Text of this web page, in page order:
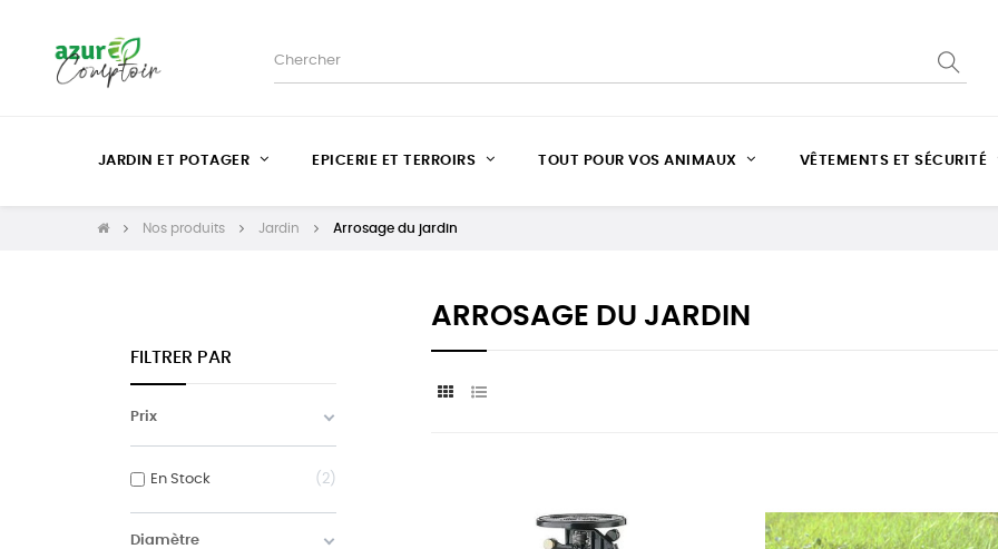
JARDIN ET POTAGER EPICERIE ET TERROIRS TOUT POUR VOS ANIMAUX VÊTEMENTS ET SÉCURITÉ
Nos produits Jardin Arrosage du jardin
FILTRER PAR
Prix
En Stock 2
Diamètre
ARROSAGE DU JARDIN